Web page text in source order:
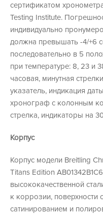
сертификатом
Testing Institute.
индивидуально
должна превышать -4/+6
последовательно в 5
при температуре: 8, 23 и
часовая, минутная
указатель, индикация
хронограф с колонным
стрелка, индикаторы на
Корпус
Корпус модели Breitling
Titans Edition
высококачественной
к коррозии,
сатинированием и